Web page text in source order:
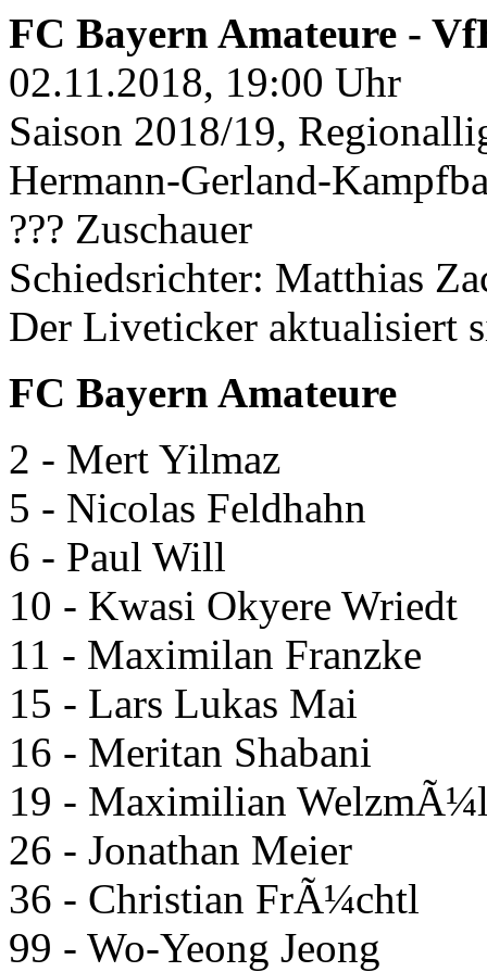
FC Bayern Amateure -
02.11.2018, 19:00 Uhr
Saison 2018/19,
Hermann-Gerland-
??? Zuschauer
Schiedsrichter: Matthias
Der Liveticker aktualisiert
FC Bayern Amateure
2 - Mert Yilmaz
5 - Nicolas Feldhahn
6 - Paul Will
10 - Kwasi Okyere Wriedt
11 - Maximilan Franzke
15 - Lars Lukas Mai
16 - Meritan Shabani
19 - Maximilian
26 - Jonathan Meier
36 - Christian FrÃ¼chtl
99 - Wo-Yeong Jeong